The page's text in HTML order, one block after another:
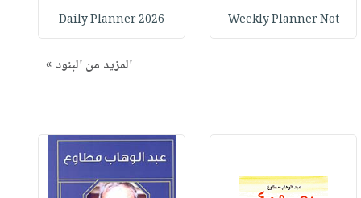
Weekly Planner Not
2026 Daily Planner
المزيد من البنود »